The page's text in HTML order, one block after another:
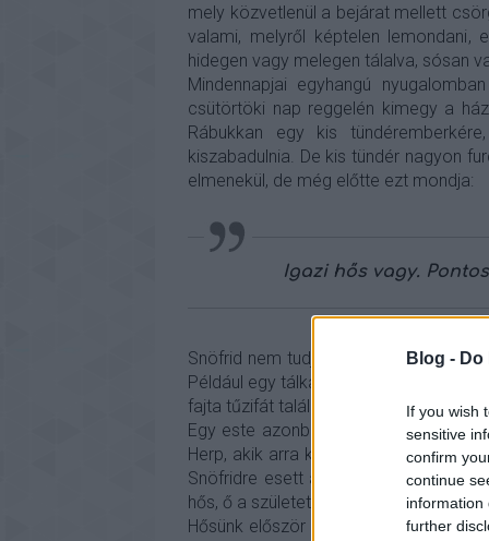
Blog -
If you wish
sensitive
confirm
continue
information
further
mely közvetlenül a bejárat mellett
valami, melyről képtelen lemondani,
hidegen vagy melegen tálalva, sósan
Mindennapjai egyhangú
csütörtöki nap reggelén kimegy a
Rábukkan egy kis
kiszabadulnia. De kis tündér nagyon
elmenekül, de még előtte ezt mondja:
Igazi hős vagy.
Snöfrid nem tudja mire vélni ezt a
Például egy tálka isteni tejszínt tesz
fajta tűzifát talál a barlangja
Egy este azonban mindenre fény
Herp, akik arra kérik, segítsen
Snöfridre esett a választásuk? Mert
hős, ő a született kalandor!
Hősünk először nem tudja, mitévő